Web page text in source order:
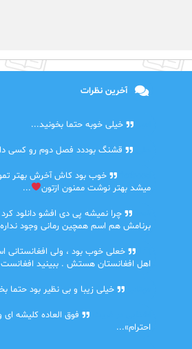
آخرین نظرات
خیلی خوبه حتما بخونید...
قشنگ بوددد فصل دوم رو کسی
خوب بود کاش آخرش بهتر
میشد بهتر نوشت ممنون ازتون
...
چرا نمیشه پی دی افشو دانلود کرد
برنامش هم اسم همچین رمانی وجود
خعلی خوب بود ، ولی افغانستانی
اهل افغانستان هستش . ببینید
خیلی زیبا و بی نظیر بود حتما
فوق العاده کلیشه ای
احترام»...